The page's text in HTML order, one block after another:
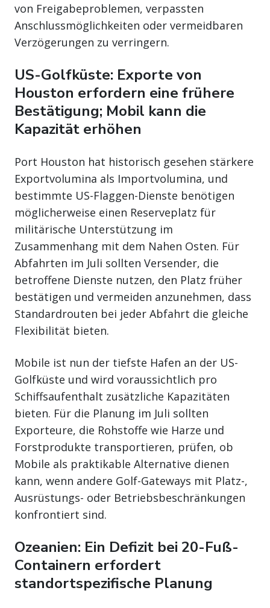
von Freigabeproblemen, verpassten
Anschlussmöglichkeiten oder vermeidbaren
Verzögerungen zu verringern.
US-Golfküste: Exporte von
Houston erfordern eine frühere
Bestätigung; Mobil kann die
Kapazität erhöhen
Port Houston hat historisch gesehen stärkere
Exportvolumina als Importvolumina, und
bestimmte US-Flaggen-Dienste benötigen
möglicherweise einen Reserveplatz für
militärische Unterstützung im
Zusammenhang mit dem Nahen Osten. Für
Abfahrten im Juli sollten Versender, die
betroffene Dienste nutzen, den Platz früher
bestätigen und vermeiden anzunehmen, dass
Standardrouten bei jeder Abfahrt die gleiche
Flexibilität bieten.
Mobile ist nun der tiefste Hafen an der US-
Golfküste und wird voraussichtlich pro
Schiffsaufenthalt zusätzliche Kapazitäten
bieten. Für die Planung im Juli sollten
Exporteure, die Rohstoffe wie Harze und
Forstprodukte transportieren, prüfen, ob
Mobile als praktikable Alternative dienen
kann, wenn andere Golf-Gateways mit Platz-,
Ausrüstungs- oder Betriebsbeschränkungen
konfrontiert sind.
Ozeanien: Ein Defizit bei 20-Fuß-
Containern erfordert
standortspezifische Planung